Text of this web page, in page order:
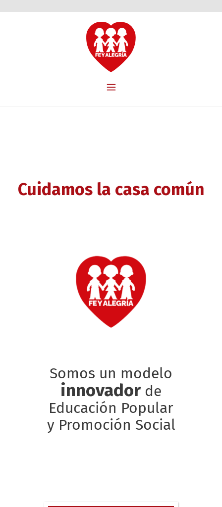
Cuidamos la casa común
Somos un modelo
innovador de
Educación Popular
y Promoción Social